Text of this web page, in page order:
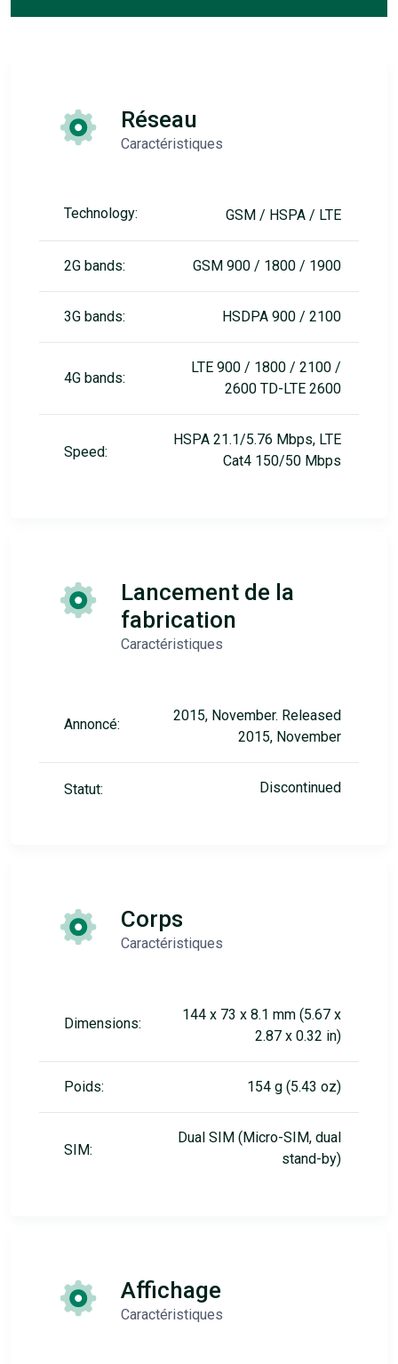
Réseau
Caractéristiques
Technology: GSM / HSPA / LTE
2G bands: GSM 900 / 1800 / 1900
3G bands: HSDPA 900 / 2100
4G bands:
LTE 900 / 1800 / 2100 /
2600 TD-LTE 2600
Speed:
HSPA 21.1/5.76 Mbps, LTE
Cat4 150/50 Mbps
Lancement de la
fabrication
Caractéristiques
Annoncé:
2015, November. Released
2015, November
Statut: Discontinued
Corps
Caractéristiques
Dimensions:
144 x 73 x 8.1 mm (5.67 x
2.87 x 0.32 in)
Poids: 154 g (5.43 oz)
SIM:
Dual SIM (Micro-SIM, dual
stand-by)
Affichage
Caractéristiques